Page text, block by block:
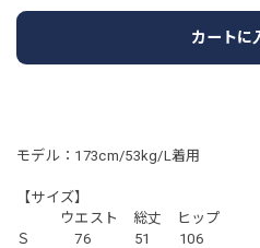
カートに
モデル：173cm/53kg/L着用
【サイズ】
ウエスト 総丈 ヒップ
Ｓ 76 51 106